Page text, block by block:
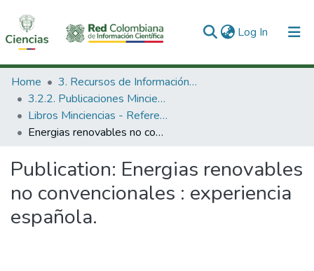
Log In (current)
Communities & Collections
All of DSpace
Statistics
Home
3. Recursos de Información Científica y Tecnológica
3.2.2. Publicaciones Minciencias
Libros Minciencias - Referenciales
Energias renovables no convencionales : experiencia española.
Publication: Energias renovables
no convencionales : experiencia
española.